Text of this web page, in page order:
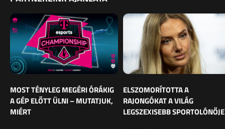
MOST TÉNYLEG MEGÉRI ÓRÁKIG
A GÉP ELŐTT ÜLNI – MUTATJUK,
MIÉRT
ELSZOMORÍTOTTA A
RAJONGÓKAT A VILÁG
LEGSZEXISEBB SPORTOLÓNŐJE